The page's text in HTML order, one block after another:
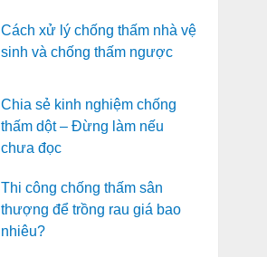
Cách xử lý chống thấm nhà vệ
sinh và chống thấm ngược
Chia sẻ kinh nghiệm chống
thấm dột – Đừng làm nếu
chưa đọc
Thi công chống thấm sân
thượng để trồng rau giá bao
nhiêu?